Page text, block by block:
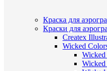
Краска для
Краски для
Createx
Wicked
Wicked